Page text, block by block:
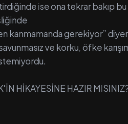
ise ona tekrar bakıp
kanmamanda gerekiyor”
ve korku, öfke
HİKAYESİNE HAZIR